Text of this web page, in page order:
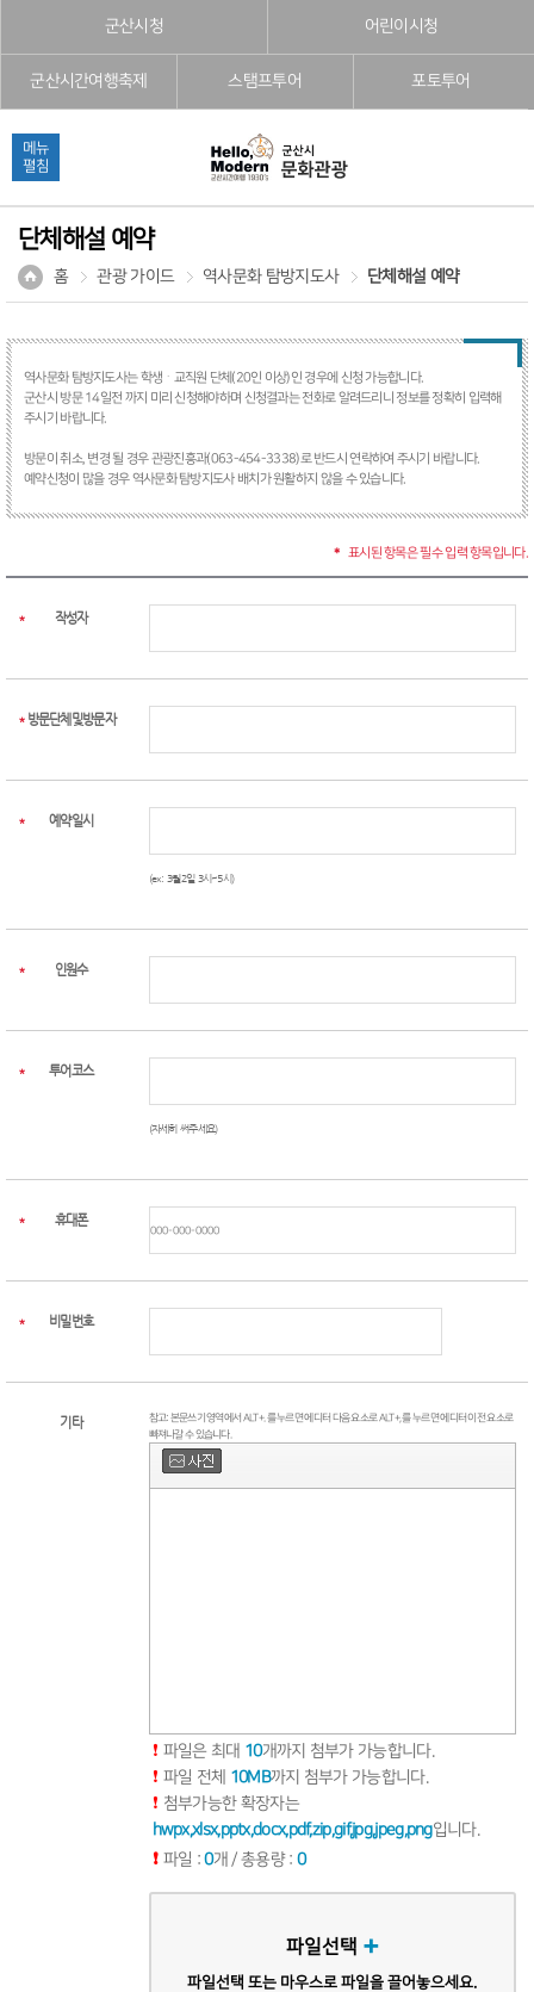
군산시청 어린이시청
군산시간여행축제 스탬프투어 포토투어
메뉴
펼침
단체해설 예약
홈 관광 가이드 역사문화 탐방지도사 단체해설 예약
역사문화 탐방지도사는 학생ᆞ교직원 단체(20인 이상)인 경우에 신청 가능합니다.
군산시 방문 14일전 까지 미리 신청해야하며 신청결과는 전화로 알려드리니 정보를 정확히 입력해
주시기 바랍니다.
방문이 취소, 변경 될 경우 관광진흥과(063-454-3338)로 반드시 연락하여 주시기 바랍니다.
예약신청이 많을 경우 역사문화 탐방지도사 배치가 원활하지 않을 수 있습니다.
* 표시된 항목은 필수 입력 항목입니다.
* 작성자
* 방문단체및방문자
* 예약일시
(ex: 3월2일 3시~5시)
* 인원수
* 투어코스
(자세히 써주세요)
* 휴대폰
* 비밀번호
기타
참고: 본문쓰기 영역에서 ALT+. 를 누르면 에디터 다음 요소로 ALT+, 를 누르면 에디터 이전 요소로
빠져나갈 수 있습니다.
파일은 최대 10개까지 첨부가 가능합니다.
파일 전체 10MB까지 첨부가 가능합니다.
첨부가능한 확장자는
hwpx,xlsx,pptx,docx,pdf,zip,gif,jpg,jpeg,png입니다.
파일 :0개 / 총용량 : 0
파일선택
파일선택 또는 마우스로 파일을 끌어놓으세요.